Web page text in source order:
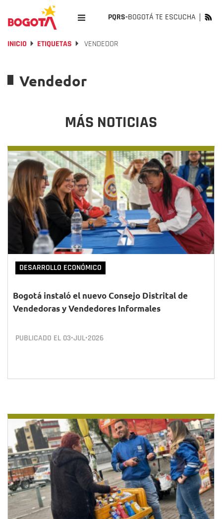
PQRS-BOGOTÁ TE ESCUCHA
INICIO ETIQUETAS VENDEDOR
Vendedor
MÁS NOTICIAS
DESARROLLO ECONÓMICO
Bogotá instaló el nuevo Consejo Distrital de
Vendedoras y Vendedores Informales
PUBLICADO EL 03•JUL•2026